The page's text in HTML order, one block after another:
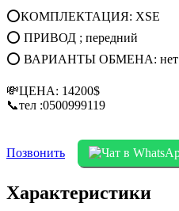
⭕КОМПЛЕКТАЦИЯ: XSE
⭕ ПРИВОД ; передний
⭕ ВАРИАНТЫ ОБМЕНА: нет
💸ЦЕНА: 14200$
📞тел :0500999119
Позвонить
Характеристики